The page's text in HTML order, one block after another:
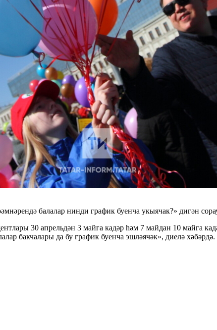
балалар нинди график буенча укыячак?» дигән
30 апрельдән 3 майга кадәр һәм 7 майдан 10 майга
бакчалары да бу график буенча эшләячәк», диелә хәбәрдә.